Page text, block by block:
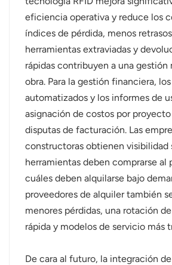
eficiencia operativa y reduce los
índices de pérdida, menos
herramientas extraviadas y
rápidas contribuyen a una gestión
obra. Para la gestión financiera,
automatizados y los informes de
asignación de costos por
disputas de facturación. Las
constructoras obtienen visibilidad
herramientas deben comprarse al
cuáles deben alquilarse bajo
proveedores de alquiler también
menores pérdidas, una rotación
rápida y modelos de servicio más
De cara al futuro, la integración